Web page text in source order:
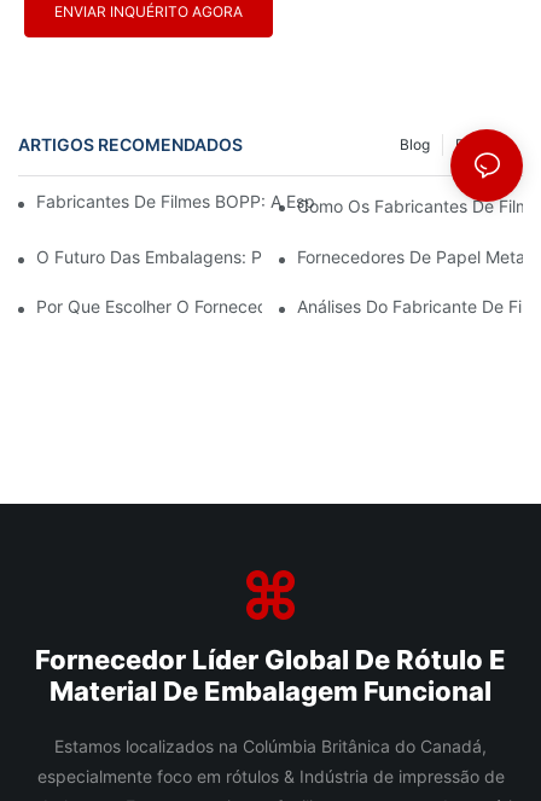
ENVIAR INQUÉRITO AGORA
ARTIGOS RECOMENDADOS Recurso
Blog
Fabricantes De Filmes BOPP: A Espinha Dorsal Das
Como Os Fabricantes De
O Futuro Das Embalagens: Perspectivas Dos Principais
Fornecedores De Papel
Por Que Escolher O Fornecedor Certo De Filme BOPP É
Análises Do Fabricante De
Fornecedor Líder Global De Rótulo E
Material De Embalagem Funcional
Estamos localizados na Colúmbia Britânica do Canadá,
especialmente foco em rótulos & Indústria de impressão de